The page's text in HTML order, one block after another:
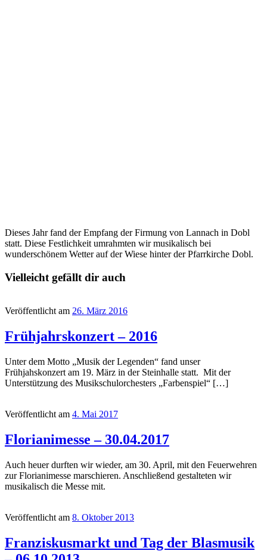
Dieses Jahr fand der Empfang der Firmung von Lannach in Dobl
statt. Diese Festlichkeit umrahmten wir musikalisch bei
wunderschönem Wetter auf der Wiese hinter der Pfarrkirche Dobl.
Vielleicht gefällt dir auch
Veröffentlicht am 26. März 2016
Frühjahrskonzert – 2016
Unter dem Motto „Musik der Legenden“ fand unser
Frühjahskonzert am 19. März in der Steinhalle statt. Mit der
Unterstützung des Musikschulorchesters „Farbenspiel“ […]
Veröffentlicht am 4. Mai 2017
Florianimesse – 30.04.2017
Auch heuer durften wir wieder, am 30. April, mit den Feuerwehren
zur Florianimesse marschieren. Anschließend gestalteten wir
musikalisch die Messe mit.
Veröffentlicht am 8. Oktober 2013
Franziskusmarkt und Tag der Blasmusik